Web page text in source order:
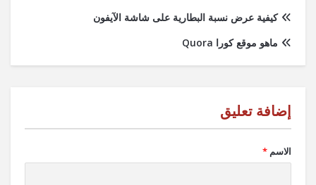
كيفية عرض نسبة البطارية على شاشة الآيفون
ماهو موقع كورا Quora
الاسم *